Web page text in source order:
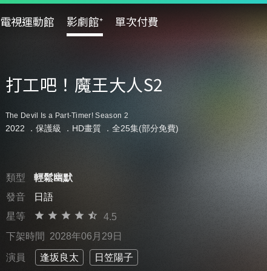
電視運動館 影劇館⁺ 單次付費
打工吧！魔王大人S2
The Devil Is a Part-Timer! Season 2
2022 ． 保護級 ．HD畫質 ．全25集(部分免費)
類型
輕鬆幽默
發音
日語
星等
4.5
下架時間 2028年06月29日
演員 逢坂良太 日笠陽子